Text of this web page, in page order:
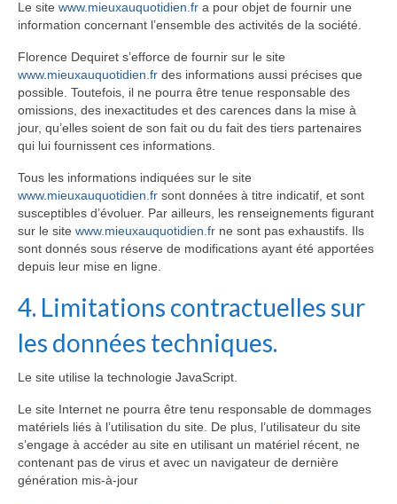
Le site www.mieuxauquotidien.fr a pour objet de fournir une
information concernant l’ensemble des activités de la société.
Florence Dequiret s’efforce de fournir sur le site
www.mieuxauquotidien.fr des informations aussi précises que
possible. Toutefois, il ne pourra être tenue responsable des
omissions, des inexactitudes et des carences dans la mise à
jour, qu’elles soient de son fait ou du fait des tiers partenaires
qui lui fournissent ces informations.
Tous les informations indiquées sur le site
www.mieuxauquotidien.fr sont données à titre indicatif, et sont
susceptibles d’évoluer. Par ailleurs, les renseignements figurant
sur le site www.mieuxauquotidien.fr ne sont pas exhaustifs. Ils
sont donnés sous réserve de modifications ayant été apportées
depuis leur mise en ligne.
4. Limitations contractuelles sur
les données techniques.
Le site utilise la technologie JavaScript.
Le site Internet ne pourra être tenu responsable de dommages
matériels liés à l’utilisation du site. De plus, l’utilisateur du site
s’engage à accéder au site en utilisant un matériel récent, ne
contenant pas de virus et avec un navigateur de dernière
génération mis-à-jour